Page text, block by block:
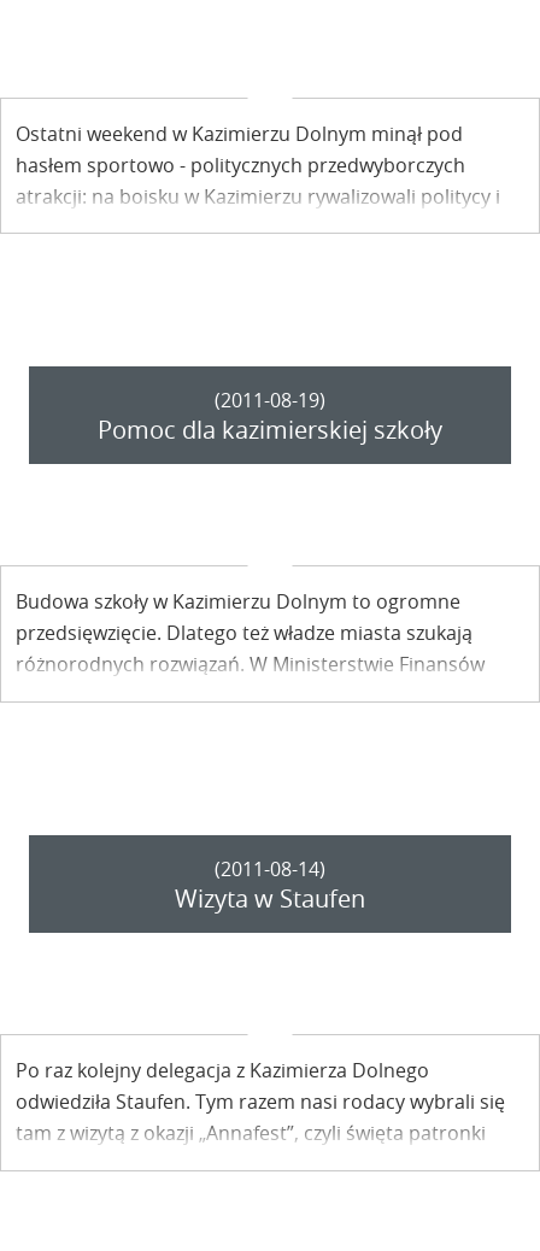
Ostatni weekend w Kazimierzu Dolnym minął pod
hasłem sportowo - politycznych przedwyborczych
atrakcji: na boisku w Kazimierzu rywalizowali politycy i
Orły Kazimierz.
(2011-08-19)
Pomoc dla kazimierskiej szkoły
Budowa szkoły w Kazimierzu Dolnym to ogromne
przedsięwzięcie. Dlatego też władze miasta szukają
różnorodnych rozwiązań. W Ministerstwie Finansów
odbyło się ostatnio spotkanie dotyczące możliwości
(2011-08-14)
Wizyta w Staufen
Po raz kolejny delegacja z Kazimierza Dolnego
odwiedziła Staufen. Tym razem nasi rodacy wybrali się
tam z wizytą z okazji „Annafest”, czyli święta patronki
miasta.